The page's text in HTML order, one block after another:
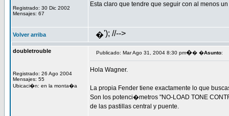
Registrado: 30 Dic 2002
Mensajes: 67
Esta claro que tendre que seguir con al menos
Volver arriba �'); //-->
doubletrouble
Registrado: 26 Ago 2004
Mensajes: 55
Ubicaci�n: en la monta�a
Publicado: Mar Ago 31, 2004 8:30 pm�� �Asunto:
Hola Wagner.
La propia Fender tiene exactamente lo que
Son los potenci�metros "NO-LOAD TONE
de las pastillas central y puente.